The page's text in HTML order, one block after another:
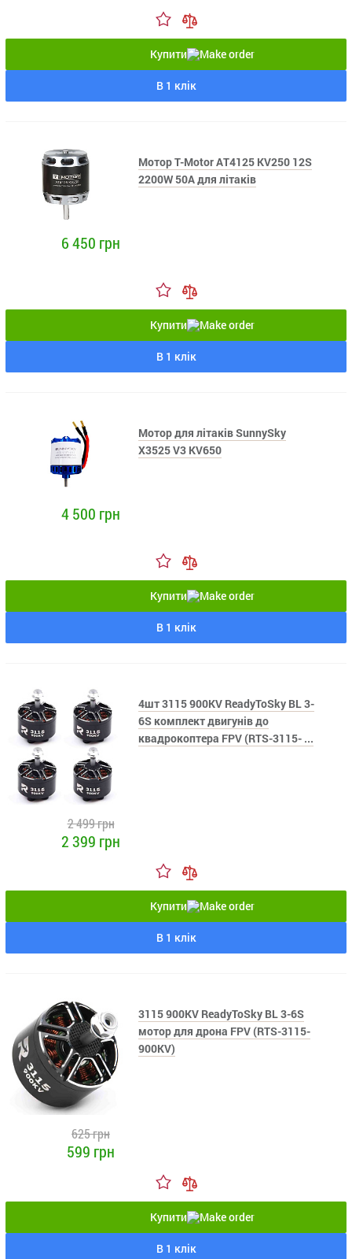
Купити
В 1 клік
Мотор T-Motor AT4125 KV250 12S
2200W 50A для літаків
6 450 грн
Купити
В 1 клік
Мотор для літаків SunnySky
X3525 V3 KV650
4 500 грн
Купити
В 1 клік
4шт 3115 900KV ReadyToSky BL 3-
6S комплект двигунів до
квадрокоптера FPV (RTS-3115- ...
2 499 грн
2 399 грн
Купити
В 1 клік
3115 900KV ReadyToSky BL 3-6S
мотор для дрона FPV (RTS-3115-
900KV)
625 грн
599 грн
Купити
В 1 клік